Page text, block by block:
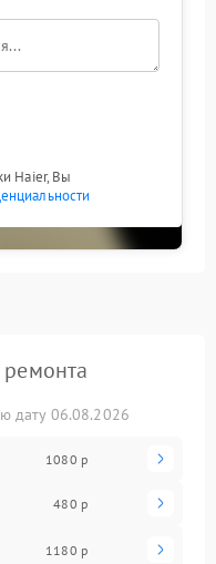
Haier, Вы
дату 06.08.2026
1080 р
480 р
1180 р